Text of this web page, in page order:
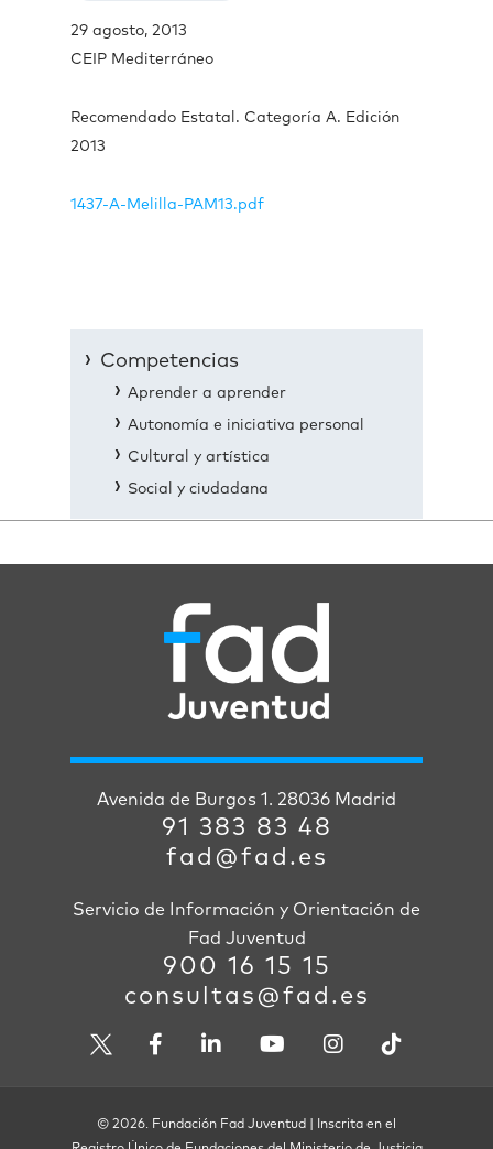
29 agosto, 2013
CEIP Mediterráneo
Recomendado Estatal. Categoría A. Edición
2013
1437-A-Melilla-PAM13.pdf
Competencias
Aprender a aprender
Autonomía e iniciativa personal
Cultural y artística
Social y ciudadana
Avenida de Burgos 1. 28036 Madrid
91 383 83 48
fad@fad.es
Servicio de Información y Orientación de
Fad Juventud
900 16 15 15
consultas@fad.es
© 2026. Fundación Fad Juventud | Inscrita en el